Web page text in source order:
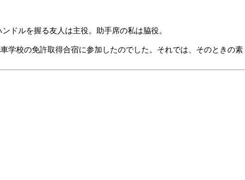
ドルを握る友人は主役。助手席の私は脇役。
学校の免許取得合宿に参加したのでした。それでは、そのときの素